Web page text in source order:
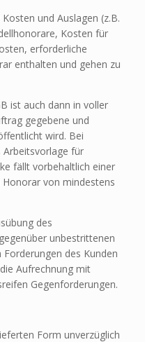
und Auslagen (z.B.
Kosten für
erforderliche
enthalten und gehen zu
ist auch dann in voller
gegebene und
wird. Bei
Arbeitsvorlage für
fällt vorbehaltlich einer
von mindestens 
des
unbestrittenen
des Kunden
Aufrechnung mit
Gegenforderungen.
Form unverzüglich